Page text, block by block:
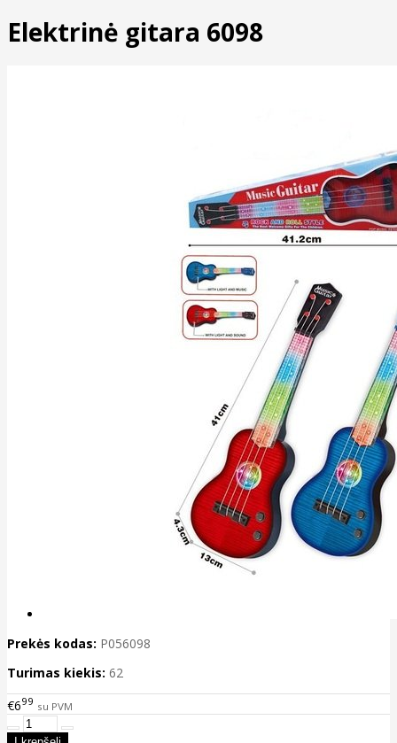
Elektrinė gitara 6098
Prekės kodas: P056098
Turimas kiekis: 62
€699 su PVM